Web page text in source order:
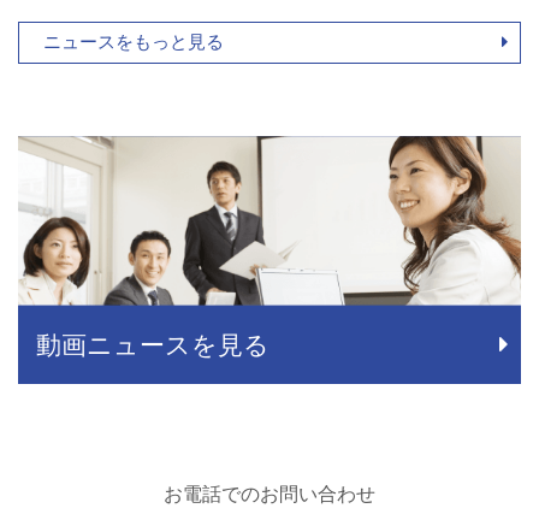
ニュースをもっと見る
動画ニュースを見る
お電話でのお問い合わせ